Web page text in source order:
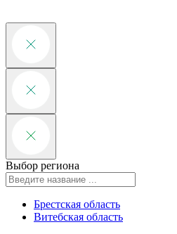
Выбор региона
Брестская область
Витебская область